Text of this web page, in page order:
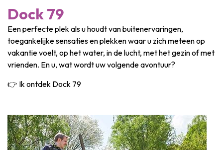
Dock 79
Een perfecte plek als u houdt van buitenervaringen,
toegankelijke sensaties en plekken waar u zich meteen op
vakantie voelt, op het water, in de lucht, met het gezin of met
vrienden. En u, wat wordt uw volgende avontuur?
👉 Ik ontdek Dock 79